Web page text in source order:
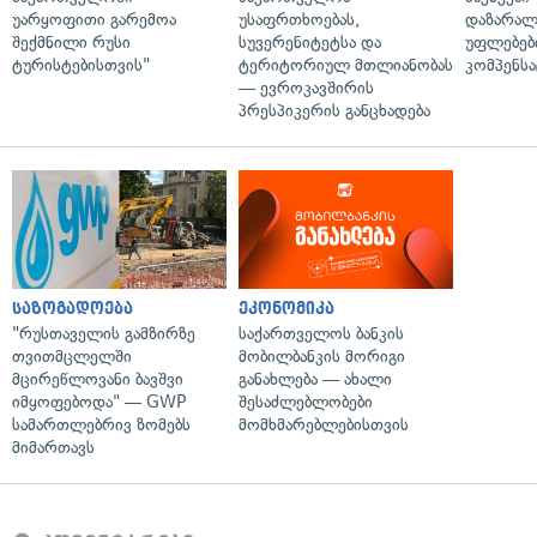
უარყოფითი გარემოა
შექმნილი რუსი
ტურისტებისთვის"
უსაფრთხოებას,
სუვერენიტეტსა და
ტერიტორიულ მთლიანობას
— ევროკავშირის
პრესპიკერის განცხადება
საზოგადოება
"რუსთაველის გამზირზე
თვითმცლელში
მცირეწლოვანი ბავშვი
იმყოფებოდა" — GWP
სამართლებრივ ზომებს
მიმართავს
ეკონომიკა
საქართველოს ბანკის
მობილბანკის მორიგი
განახლება — ახალი
შესაძლებლობები
მომხმარებლებისთვის